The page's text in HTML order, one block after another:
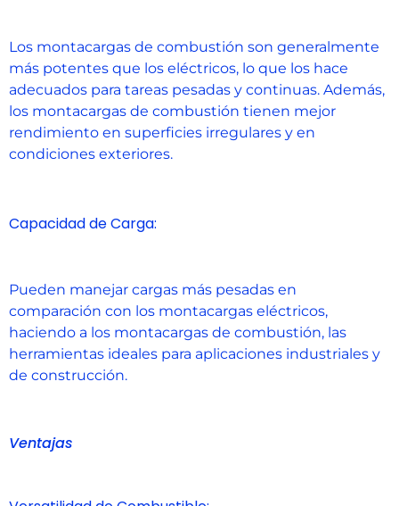
Los montacargas de combustión son generalmente
más potentes que los eléctricos, lo que los hace
adecuados para tareas pesadas y continuas. Además,
los montacargas de combustión tienen mejor
rendimiento en superficies irregulares y en
condiciones exteriores.
Capacidad de Carga:
Pueden manejar cargas más pesadas en
comparación con los montacargas eléctricos,
haciendo a los montacargas de combustión, las
herramientas ideales para aplicaciones industriales y
de construcción.
Ventajas